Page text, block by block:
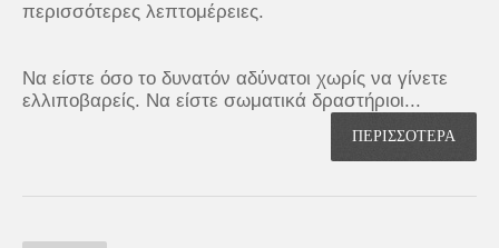
περισσότερες λεπτομέρειες.
Να είστε όσο το δυνατόν αδύνατοι χωρίς να γίνετε
ελλιποβαρείς. Να είστε σωματικά δραστήριοι...
ΠΕΡΙΣΣΟΤΕΡΑ